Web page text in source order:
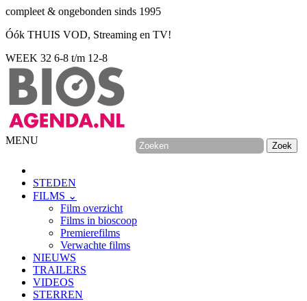
compleet & ongebonden sinds 1995
Óók THUIS VOD, Streaming en TV!
WEEK 32 6-8 t/m 12-8
MENU
STEDEN
FILMS ⌄
Film overzicht
Films in bioscoop
Premierefilms
Verwachte films
NIEUWS
TRAILERS
VIDEOS
STERREN